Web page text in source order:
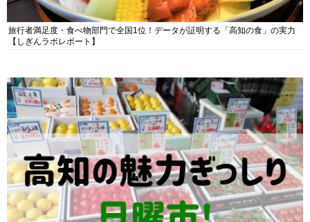
旅行者満足度・食べ物部門で全国1位！データが証明する「高知の食」の実力
【しぎんラボレポート】